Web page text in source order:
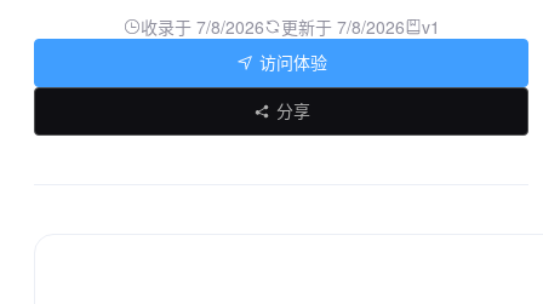
收录于 7/8/2026 更新于 7/8/2026 v1
访问体验
分享